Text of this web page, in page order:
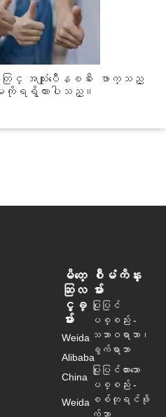
ြင္ အသံုးျပဳေနၿပီး ေဖာက္သည္
ကိုရရွိထားပါသည္။
မိတ္ေ
ဆြလ
င့္ခ္
မ်ား
Weida
Alibaba
China
Weida
စီမံကိန္း
မ်ား
ပြုပြင်
ပစ္စည်း -
သဘာဝရာဘာ၊
ခွက်ရာဘာ
ပြုပြင်ထားသော
ပစ္စည်း -
စစ်တုရင်ဖို
က်ဘာ